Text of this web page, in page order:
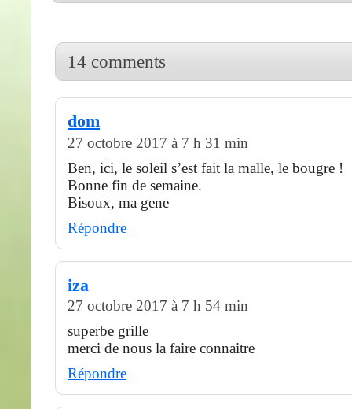
14 comments
dom
27 octobre 2017 à 7 h 31 min
Ben, ici, le soleil s’est fait la malle, le bougre !
Bonne fin de semaine.
Bisoux, ma gene
Répondre
iza
27 octobre 2017 à 7 h 54 min
superbe grille
merci de nous la faire connaitre
Répondre